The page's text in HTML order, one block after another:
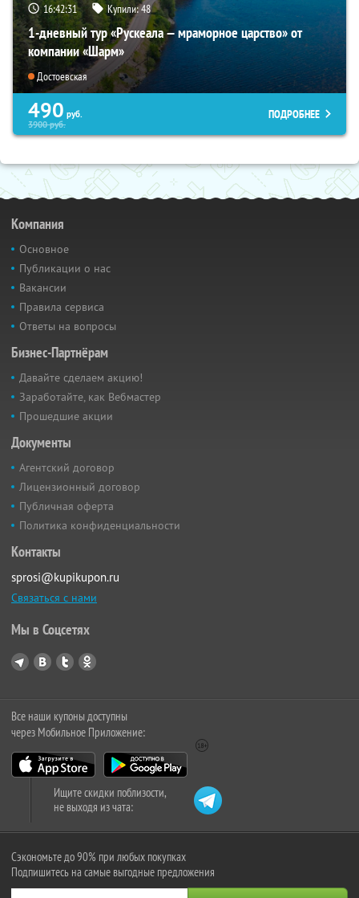
16:42:30 Купили:48
1-дневный тур «Рускеала — мраморное царство» от
компании «Шарм»
Достоевская
490 руб.
3900руб.
ПОДРОБНЕЕ
Компания
Основное
Публикации о нас
Вакансии
Правила сервиса
Ответы на вопросы
Бизнес-Партнёрам
Давайте сделаем акцию!
Заработайте, как Вебмастер
Прошедшие акции
Документы
Агентский договор
Лицензионный договор
Публичная оферта
Политика конфиденциальности
Контакты
sprosi@kupikupon.ru
Связаться с нами
Мы в Соцсетях
Все наши купоны доступны
через Мобильное Приложение:
Ищите скидки поблизости,
не выходя из чата:
Сэкономьте до 90% при любых покупках
Подпишитесь на самые выгодные предложения